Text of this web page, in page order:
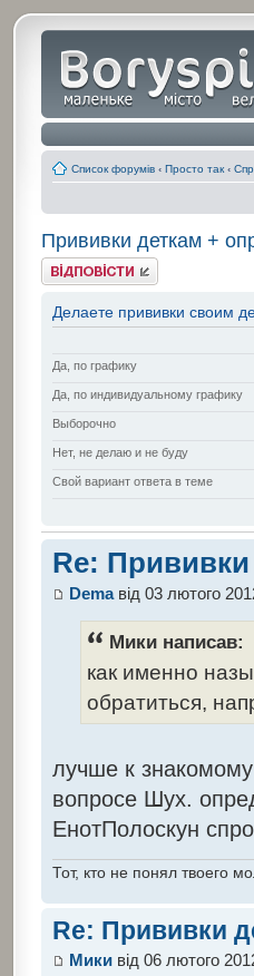
Список форумів ‹ Просто так ‹
Прививки деткам +
Відповісти
Делаете прививки своим
Да, по графику
Да, по индивидуальному графику
Выборочно
Нет, не делаю и не буду
Свой вариант ответа в теме
Re:
Demaвід 03 лютого
Мики написав:
как именно
обратиться,
лучше к
вопросе Шух.
ЕнотПолоскун
Тот, кто не понял твоего
Re: Прививки
Микивід 06 лютого